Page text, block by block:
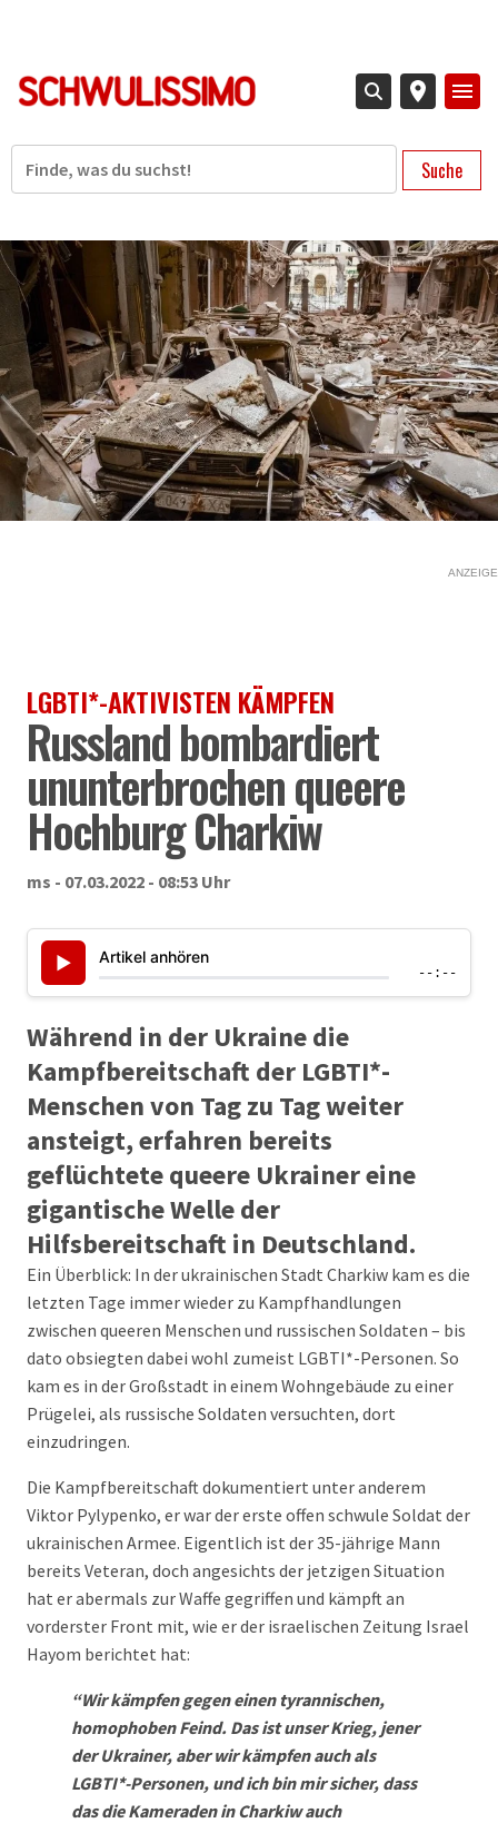
Suche
ANZEIGE
LGBTI*-AKTIVISTEN KÄMPFEN
Russland bombardiert
ununterbrochen queere
Hochburg Charkiw
ms - 07.03.2022 - 08:53 Uhr
▶ Artikel anhören
--:--
Während in der Ukraine die
Kampfbereitschaft der LGBTI*-
Menschen von Tag zu Tag weiter
ansteigt, erfahren bereits
geflüchtete queere Ukrainer eine
gigantische Welle der
Hilfsbereitschaft in Deutschland.
Ein Überblick: In der ukrainischen Stadt Charkiw kam es die
letzten Tage immer wieder zu Kampfhandlungen
zwischen queeren Menschen und russischen Soldaten – bis
dato obsiegten dabei wohl zumeist LGBTI*-Personen. So
kam es in der Großstadt in einem Wohngebäude zu einer
Prügelei, als russische Soldaten versuchten, dort
einzudringen.
Die Kampfbereitschaft dokumentiert unter anderem
Viktor Pylypenko, er war der erste offen schwule Soldat der
ukrainischen Armee. Eigentlich ist der 35-jährige Mann
bereits Veteran, doch angesichts der jetzigen Situation
hat er abermals zur Waffe gegriffen und kämpft an
vorderster Front mit, wie er der israelischen Zeitung Israel
Hayom berichtet hat:
“Wir kämpfen gegen einen tyrannischen,
homophoben Feind. Das ist unser Krieg, jener
der Ukrainer, aber wir kämpfen auch als
LGBTI*-Personen, und ich bin mir sicher, dass
das die Kameraden in Charkiw auch